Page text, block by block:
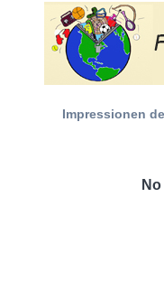
Impressionen